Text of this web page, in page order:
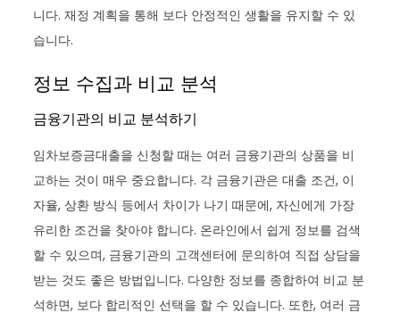
니다. 재정 계획을 통해 보다 안정적인 생활을 유지할 수 있
습니다.
정보 수집과 비교 분석
금융기관의 비교 분석하기
임차보증금대출을 신청할 때는 여러 금융기관의 상품을 비
교하는 것이 매우 중요합니다. 각 금융기관은 대출 조건, 이
자율, 상환 방식 등에서 차이가 나기 때문에, 자신에게 가장
유리한 조건을 찾아야 합니다. 온라인에서 쉽게 정보를 검색
할 수 있으며, 금융기관의 고객센터에 문의하여 직접 상담을
받는 것도 좋은 방법입니다. 다양한 정보를 종합하여 비교 분
석하면, 보다 합리적인 선택을 할 수 있습니다. 또한, 여러 금